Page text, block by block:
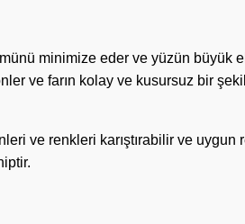
minimize eder ve yüzün büyük
ve farın kolay ve kusursuz bir
ve renkleri karıştırabilir ve uygun